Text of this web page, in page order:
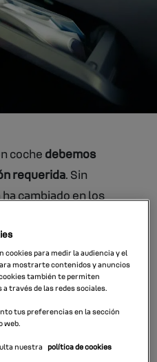
coche debemos
requerida. Sin
cambiado en los
que se pueden
documentación
siempre o corremos
para medir la audiencia y el
mostrarte contenidos y anuncios
también te permiten
través de las redes sociales.
tus preferencias en la sección
web.
nuestra política de cookies